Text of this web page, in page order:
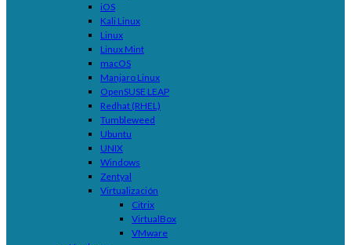
iOS
Kali Linux
Linux
Linux Mint
macOS
Manjaro Linux
OpenSUSE LEAP
Redhat (RHEL)
Tumbleweed
Ubuntu
UNIX
Windows
Zentyal
Virtualización
Citrix
VirtualBox
VMware